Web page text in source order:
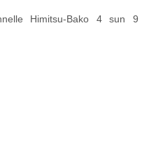
Himitsu-Bako 4 sun 9